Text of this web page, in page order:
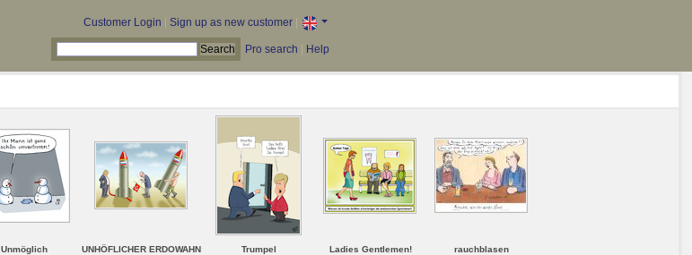
Customer Login Sign up as new customer|
Pro search Help
Unmöglich
UNHÖFLICHER ERDOWAHN
Trumpel
Ladies Gentlemen!
rauchblasen